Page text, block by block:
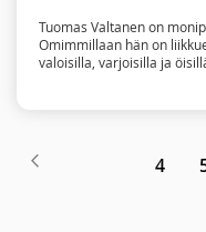
Tuomas Valtanen on
Omimmillaan hän on
valoisilla, varjoisilla ja
Sivu
4